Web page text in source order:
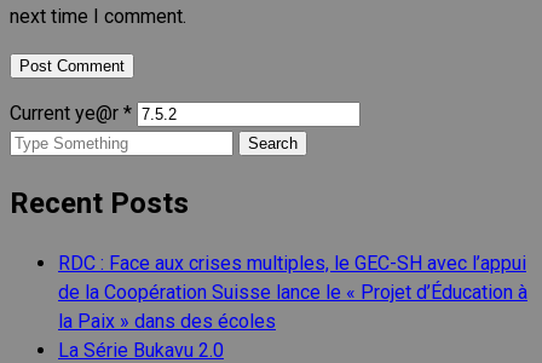
next time I comment.
Current ye@r *
Search
Recent Posts
RDC : Face aux crises multiples, le GEC-SH avec l’appui
de la Coopération Suisse lance le « Projet d’Éducation à
la Paix » dans des écoles
La Série Bukavu 2.0